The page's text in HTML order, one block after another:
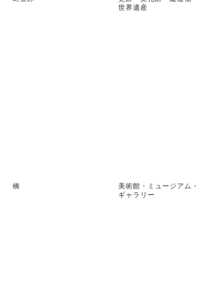
世界遺産
橋
美術館・ミュージアム・
ギャラリー